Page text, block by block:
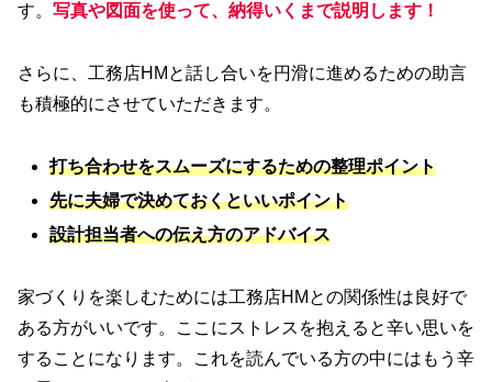
す。 写真や図面を使って、納得いくまで説明します！
さらに、工務店HMと話し合いを円滑に進めるための助言
も積極的にさせていただきます。
打ち合わせをスムーズにするための整理ポイント
先に夫婦で決めておくといいポイント
設計担当者への伝え方のアドバイス
家づくりを楽しむためには工務店HMとの関係性は良好で
ある方がいいです。ここにストレスを抱えると辛い思いを
することになります。これを読んでいる方の中にはもう辛